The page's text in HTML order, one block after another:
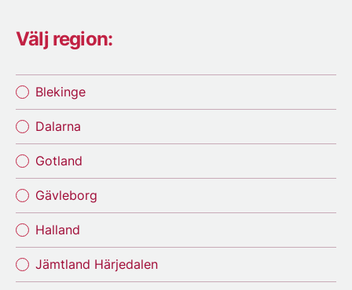
Välj region:
Blekinge
Dalarna
Gotland
Gävleborg
Halland
Jämtland Härjedalen